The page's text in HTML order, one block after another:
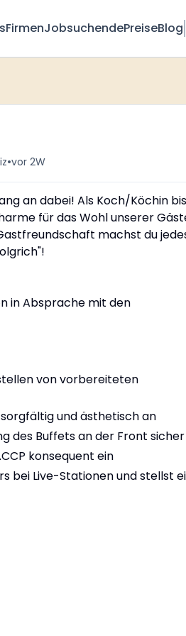
FirmenJobsuchendePreiseBlog
•vor 2W
an dabei! Als Koch/Köchin
für das Wohl unserer
machst du
in Absprache mit den
von vorbereiteten
und ästhetisch an
des Buffets an der Front sicher
konsequent ein
bei Live-Stationen und stellst